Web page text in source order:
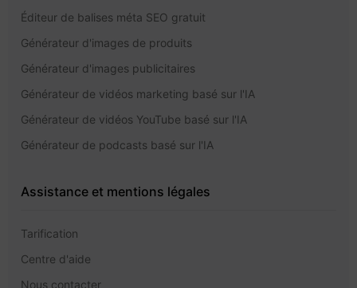
Éditeur de balises méta SEO gratuit
Générateur d'images de produits
Générateur d'images publicitaires
Générateur de vidéos marketing basé sur l'IA
Générateur de vidéos YouTube basé sur l'IA
Générateur de podcasts basé sur l'IA
Assistance et mentions légales
Tarification
Centre d'aide
Nous contacter